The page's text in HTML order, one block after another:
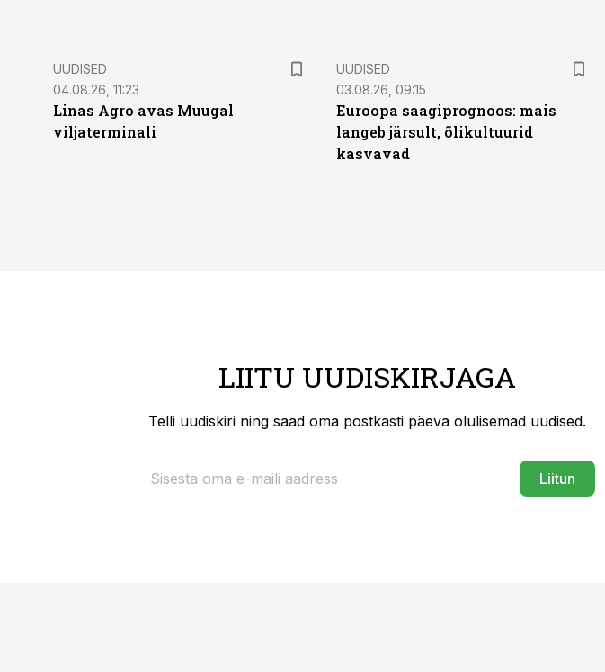
UUDISED
04.08.26, 11:23
Linas Agro avas Muugal
viljaterminali
UUDISED
03.08.26, 09:15
Euroopa saagiprognoos: mais
langeb järsult, õlikultuurid
kasvavad
LIITU UUDISKIRJAGA
Telli uudiskiri ning saad oma postkasti päeva olulisemad uudised.
Liitun